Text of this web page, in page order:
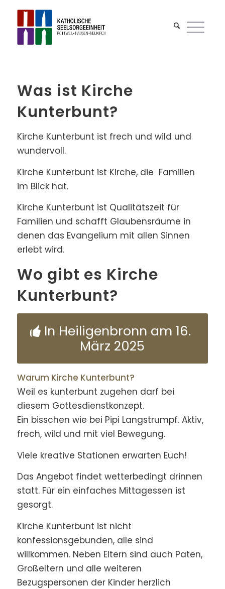
Was ist Kirche
Kunterbunt?
Kirche Kunterbunt ist frech und wild und
wundervoll.
Kirche Kunterbunt ist Kirche, die Familien
im Blick hat.
Kirche Kunterbunt ist Qualitätszeit für
Familien und schafft Glaubensräume in
denen das Evangelium mit allen Sinnen
erlebt wird.
Wo gibt es Kirche
Kunterbunt?
In Heiligenbronn am 16.
März 2025
Warum Kirche Kunterbunt?
Weil es kunterbunt zugehen darf bei
diesem Gottesdienstkonzept.
Ein bisschen wie bei Pipi Langstrumpf. Aktiv,
frech, wild und mit viel Bewegung.
Viele kreative Stationen erwarten Euch!
Das Angebot findet wetterbedingt drinnen
statt. Für ein einfaches Mittagessen ist
gesorgt.
Kirche Kunterbunt ist nicht
konfessionsgebunden, alle sind
willkommen. Neben Eltern sind auch Paten,
Großeltern und alle weiteren
Bezugspersonen der Kinder herzlich